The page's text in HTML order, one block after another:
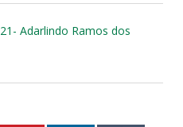
Adarlindo Ramos dos